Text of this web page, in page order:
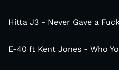
Hitta J3 - Never Gave a
E-40 ft Kent Jones - Who